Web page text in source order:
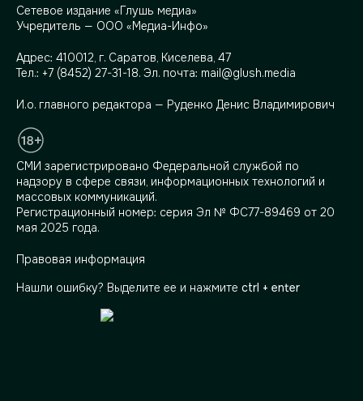
Сетевое издание «Глушь медиа»
Учредитель — ООО «Медиа-Инфо»
Адрес: 410012, г. Саратов, Киселева, 47
Тел.: +7 (8452) 27-31-18. Эл. почта: mail@glush.media
И.о. главного редактора — Руденко Денис Владимирович
СМИ зарегистрировано Федеральной службой по
надзору в сфере связи, информационных технологий и
массовых коммуникаций.
Регистрационный номер: серия Эл № ФС77-89469 от 20
мая 2025 года.
Правовая информация
Нашли ошибку? Выделите ее и нажмите ctrl + enter